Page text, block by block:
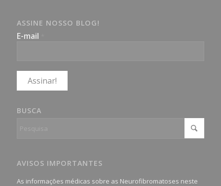
ASSINE NOSSO BLOG!
E-mail
BUSCA
AVISOS IMPORTANTES
As informações médicas sobre as Neurofibromatoses neste